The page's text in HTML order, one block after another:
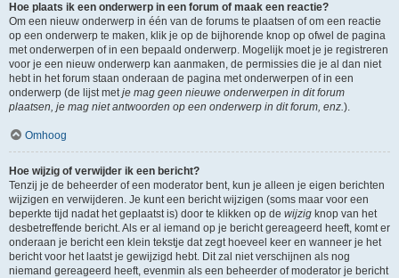
Hoe plaats ik een onderwerp in een forum of maak een reactie?
Om een nieuw onderwerp in één van de forums te plaatsen of om een reactie
op een onderwerp te maken, klik je op de bijhorende knop op ofwel de pagina
met onderwerpen of in een bepaald onderwerp. Mogelijk moet je je registreren
voor je een nieuw onderwerp kan aanmaken, de permissies die je al dan niet
hebt in het forum staan onderaan de pagina met onderwerpen of in een
onderwerp (de lijst metje mag geen nieuwe onderwerpen in dit forum
plaatsen, je mag niet antwoorden op een onderwerp in dit forum, enz.).
Omhoog
Hoe wijzig of verwijder ik een bericht?
Tenzij je de beheerder of een moderator bent, kun je alleen je eigen berichten
wijzigen en verwijderen. Je kunt een bericht wijzigen (soms maar voor een
beperkte tijd nadat het geplaatst is) door te klikken op de wijzig knop van het
desbetreffende bericht. Als er al iemand op je bericht gereageerd heeft, komt er
onderaan je bericht een klein tekstje dat zegt hoeveel keer en wanneer je het
bericht voor het laatst je gewijzigd hebt. Dit zal niet verschijnen als nog
niemand gereageerd heeft, evenmin als een beheerder of moderator je bericht